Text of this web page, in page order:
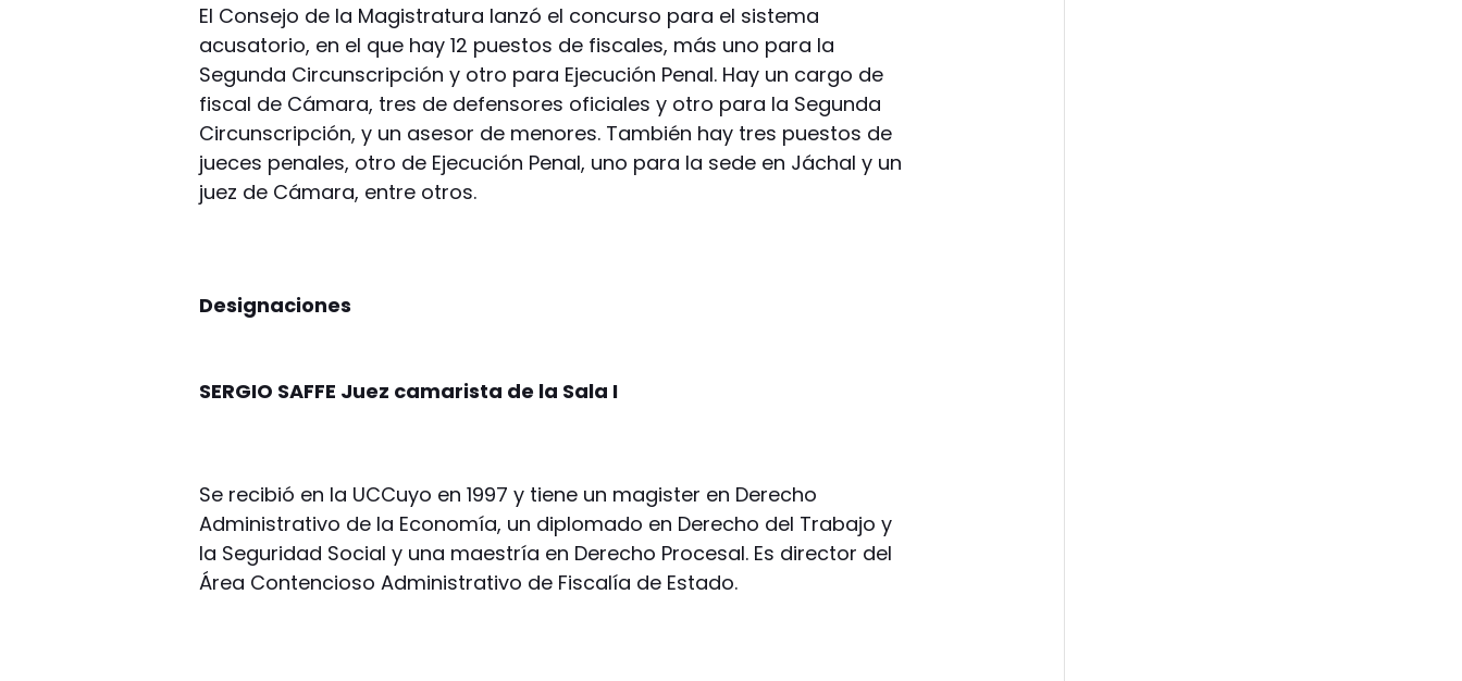
El Consejo de la Magistratura lanzó el concurso para el sistema
acusatorio, en el que hay 12 puestos de fiscales, más uno para la
Segunda Circunscripción y otro para Ejecución Penal. Hay un cargo de
fiscal de Cámara, tres de defensores oficiales y otro para la Segunda
Circunscripción, y un asesor de menores. También hay tres puestos de
jueces penales, otro de Ejecución Penal, uno para la sede en Jáchal y un
juez de Cámara, entre otros.
Designaciones
SERGIO SAFFE Juez camarista de la Sala I
Se recibió en la UCCuyo en 1997 y tiene un magister en Derecho
Administrativo de la Economía, un diplomado en Derecho del Trabajo y
la Seguridad Social y una maestría en Derecho Procesal. Es director del
Área Contencioso Administrativo de Fiscalía de Estado.